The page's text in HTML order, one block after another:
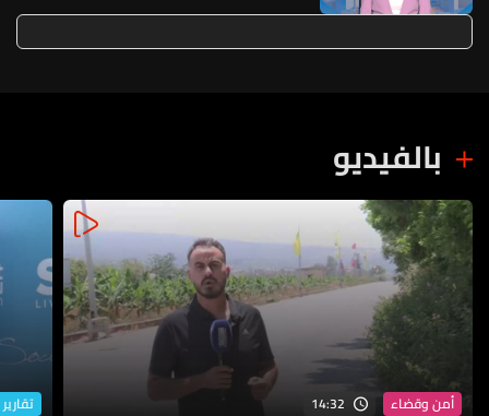
بالفيديو
أمن وقضاء 14:32